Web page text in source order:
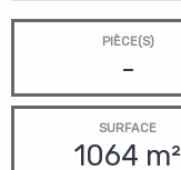
PIÈCE(S)
-
SURFACE
1064 m²